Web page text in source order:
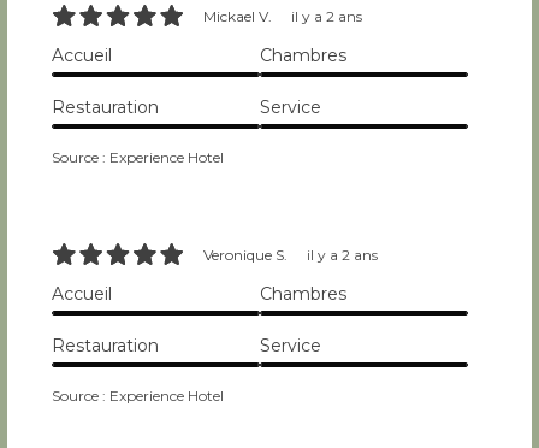
10/10 Mickael V. il y a 2 ans
Accueil
Chambres
Restauration
Service
Source : Experience Hotel
10/10 Veronique S. il y a 2 ans
Accueil
Chambres
Restauration
Service
Source : Experience Hotel